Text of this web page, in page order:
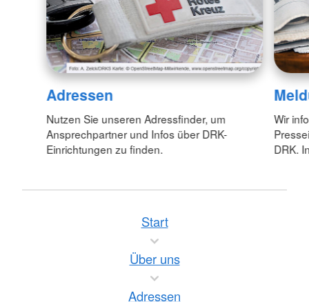
Adressen
Nutzen Sie unseren Adressfinder, um
Ansprechpartner und Infos über DRK-
Einrichtungen zu finden.
Wir
DRK.
Start
Über uns
Adressen